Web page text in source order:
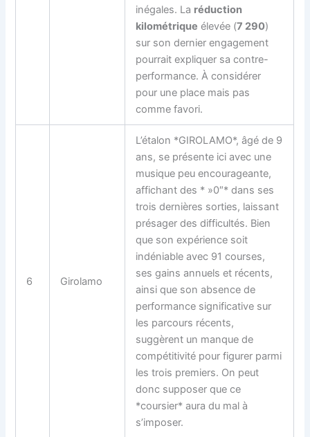
inégales. La réduction
kilométrique élevée (7 290)
sur son dernier engagement
pourrait expliquer sa contre-
performance. À considérer
pour une place mais pas
comme favori.
6 Girolamo
L’étalon *GIROLAMO*, âgé de 9
ans, se présente ici avec une
musique peu encourageante,
affichant des * »0″* dans ses
trois dernières sorties, laissant
présager des difficultés. Bien
que son expérience soit
indéniable avec 91 courses,
ses gains annuels et récents,
ainsi que son absence de
performance significative sur
les parcours récents,
suggèrent un manque de
compétitivité pour figurer parmi
les trois premiers. On peut
donc supposer que ce
*coursier* aura du mal à
s’imposer.